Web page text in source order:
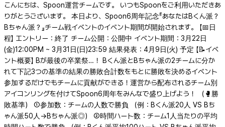
こんにちは、Spoon運営チームです。 いつもSpoonをご利用いただきあ
りがとうございます。 本日より、Spoon6周年記念『あなたはBくん派？
Bちゃん派？』チーム戦イベントのイベント期間が開始されます。 【📅日
程】 エントリー：終了 チーム公開：公開中 イベント期間：3月22日
(金)12:00PM ~ 3月31日(日)23:59 結果発表：4月9日(火) 予定 【📝イベ
ント概要】 Bが最後の卒業祭…！ Bくん派とBちゃん派の2チームに分か
れて下記3つの基準の結果の勝敗合計数をもとに勝敗を決めるイベント
参加するだけでもチームに貢献ができる！運営から配布されるチーム別
アイコンリングを付けてSpoon6周年をみんなで盛り上げよう！ （🥊勝
敗基準） ①参加数：チームの人数で勝負 （例：Bくん派20人 VS Bち
ゃん派50人→Bちゃん派◎） ②時間ハート数：チーム1人当たりの平均